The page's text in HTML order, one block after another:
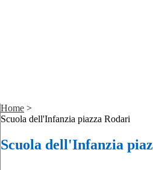
Home >
Scuola dell'Infanzia piazza Rodari
Scuola dell'Infanzia